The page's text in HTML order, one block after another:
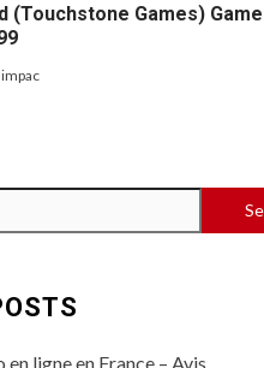
(Touchstone Games)
impac
en ligne en France – Avis